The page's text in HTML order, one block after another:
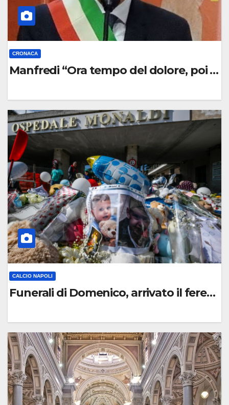
CRONACA
Manfredi “Ora tempo del dolore, poi
0
C
O
M
M
E
N
T
O
CALCIO NAPOLI
Funerali di Domenico, arrivato il feretro
0
C
O
M
M
E
N